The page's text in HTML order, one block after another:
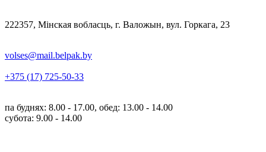
222357, Мінская вобласць, г. Валожын, вул. Горкага, 23
volses@mail.belpak.by
+375 (17) 725-50-33
па буднях: 8.00 - 17.00, обед: 13.00 - 14.00
субота: 9.00 - 14.00